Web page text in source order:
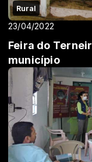
Rural
23/04/2022
Feira do
município